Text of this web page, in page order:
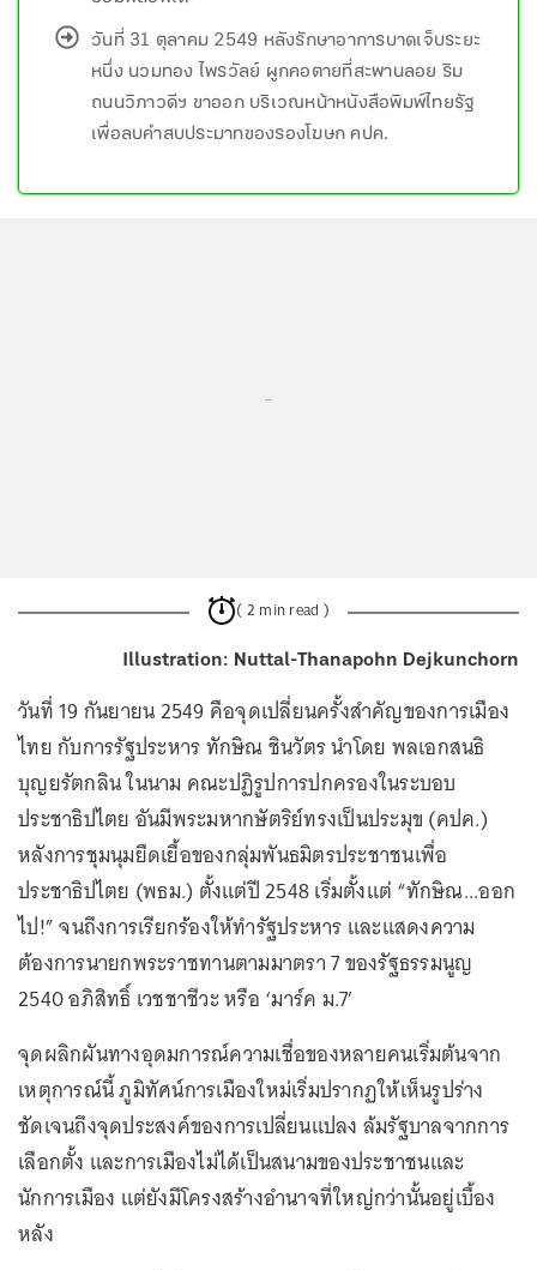
วันที่ 31 ตุลาคม 2549 หลังรักษาอาการบาดเจ็บระยะ
หนึ่ง นวมทอง ไพรวัลย์ ผูกคอตายที่สะพานลอย ริม
ถนนวิภาวดีฯ ขาออก บริเวณหน้าหนังสือพิมพ์ไทยรัฐ
เพื่อลบคำสบประมาทของรองโฆษก คปค.
...
( 2 min read )
Illustration: Nuttal-Thanapohn Dejkunchorn
วันที่ 19 กันยายน 2549 คือจุดเปลี่ยนครั้งสำคัญของการเมือง
ไทย กับการรัฐประหาร ทักษิณ ชินวัตร นำโดย พลเอกสนธิ
บุญยรัตกลิน ในนาม คณะปฏิรูปการปกครองในระบอบ
ประชาธิปไตย อันมีพระมหากษัตริย์ทรงเป็นประมุข (คปค.)
หลังการชุมนุมยืดเยื้อของกลุ่มพันธมิตรประชาชนเพื่อ
ประชาธิปไตย (พธม.) ตั้งแต่ปี 2548 เริ่มตั้งแต่ “ทักษิณ...ออก
ไป!” จนถึงการเรียกร้องให้ทำรัฐประหาร และแสดงความ
ต้องการนายกพระราชทานตามมาตรา 7 ของรัฐธรรมนูญ
2540 อภิสิทธิ์ เวชชาชีวะ หรือ ‘มาร์ค ม.7’
จุดผลิกผันทางอุดมการณ์ความเชื่อของหลายคนเริ่มต้นจาก
เหตุการณ์นี้ ภูมิทัศน์การเมืองใหม่เริ่มปรากฏให้เห็นรูปร่าง
ชัดเจนถึงจุดประสงค์ของการเปลี่ยนแปลง ล้มรัฐบาลจากการ
เลือกตั้ง และการเมืองไม่ได้เป็นสนามของประชาชนและ
นักการเมือง แต่ยังมีโครงสร้างอำนาจที่ใหญ่กว่านั้นอยู่เบื้อง
หลัง